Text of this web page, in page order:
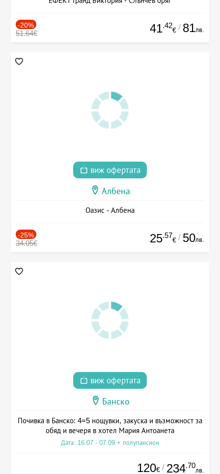
-20%
51.64€ 41.42
€ / 81лв.
виж офертата
Албена
Оазис - Албена
-25%
34.05€ 25.57
€ / 50лв.
виж офертата
Банско
Почивка в Банско: 4=5 нощувки, закуска и възможност за
обяд и вечеря в хотел Мария Антоанета
Дата: 16.07 - 07.09 + полупансион
120€ / 234.70
лв.